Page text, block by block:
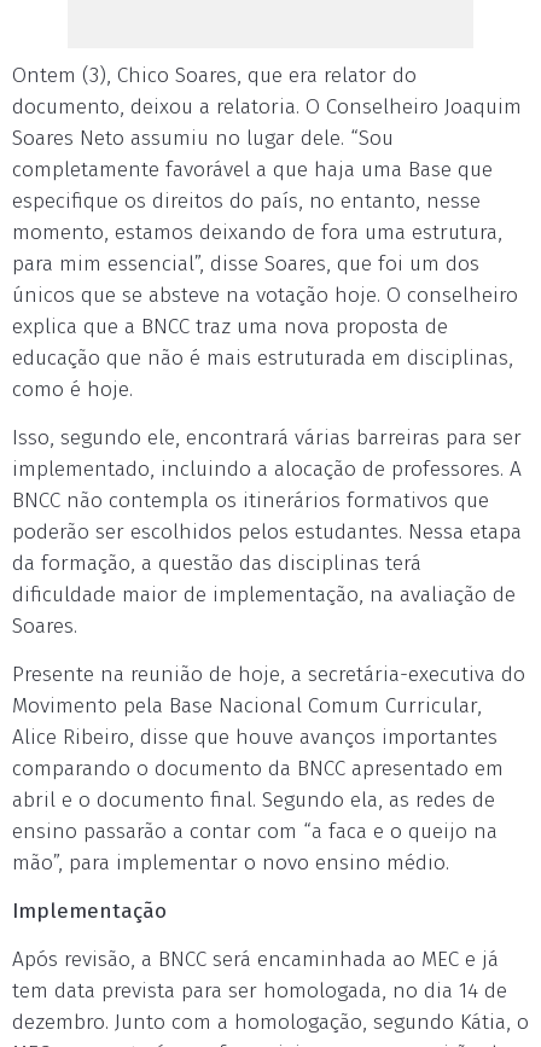
Ontem (3), Chico Soares, que era relator do
documento, deixou a relatoria. O Conselheiro Joaquim
Soares Neto assumiu no lugar dele. “Sou
completamente favorável a que haja uma Base que
especifique os direitos do país, no entanto, nesse
momento, estamos deixando de fora uma estrutura,
para mim essencial”, disse Soares, que foi um dos
únicos que se absteve na votação hoje. O conselheiro
explica que a BNCC traz uma nova proposta de
educação que não é mais estruturada em disciplinas,
como é hoje.
Isso, segundo ele, encontrará várias barreiras para ser
implementado, incluindo a alocação de professores. A
BNCC não contempla os itinerários formativos que
poderão ser escolhidos pelos estudantes. Nessa etapa
da formação, a questão das disciplinas terá
dificuldade maior de implementação, na avaliação de
Soares.
Presente na reunião de hoje, a secretária-executiva do
Movimento pela Base Nacional Comum Curricular,
Alice Ribeiro, disse que houve avanços importantes
comparando o documento da BNCC apresentado em
abril e o documento final. Segundo ela, as redes de
ensino passarão a contar com “a faca e o queijo na
mão”, para implementar o novo ensino médio.
Implementação
Após revisão, a BNCC será encaminhada ao MEC e já
tem data prevista para ser homologada, no dia 14 de
dezembro. Junto com a homologação, segundo Kátia, o